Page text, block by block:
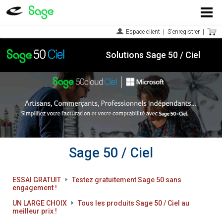
Menu
Espace client S'enregistrer
Solutions Sage 50 / Ciel
Sage 50 / Ciel
ESSAI GRATUIT
Testez gratuitement Sage 50 sans
engagement !
UN LARGE CHOIX
Tous les produits Sage 50 / Ciel au
meilleur prix !